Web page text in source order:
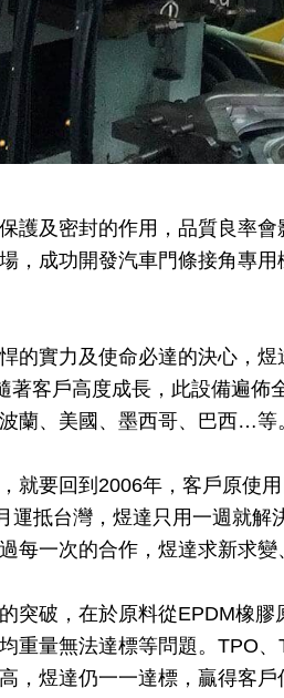
護及密封的作用，品質良率
，成功開發汽車門條接角專
的實力及使命必達的決心，
著客戶高度成長，此設備遍佈
蘭、美國、墨西哥、巴西…等
就要回到2006年，客戶原使
運抵台灣，煜達只用一週就
每一次的合作，煜達求新求
突破，在於原料從EPDM橡
重量無法達標等問題。TPO
，煜達仍一一達標，贏得客戶